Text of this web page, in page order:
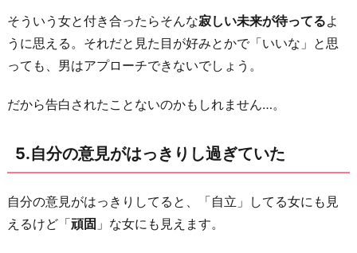
そういう女と付き合ったらそんな寂しい未来が待ってるよ
うに思える。それだと見た目が好みとかで「いいな」と思
っても、男はアプローチできないでしょう。
だから告白されたことないのかもしれません…。
5.自分の意見がはっきりし過ぎていた
自分の意見がはっきりしてると、「自立」してる女にも見
えるけど「頑固 」な女にも見えます。